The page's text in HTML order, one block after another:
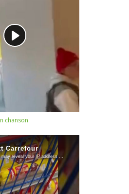
chanson